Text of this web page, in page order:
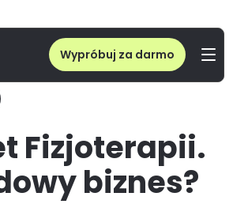
Wypróbuj za darmo
Fizjoterapii.
biznes?